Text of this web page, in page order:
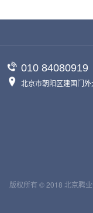
010 84080919
北京市朝阳区建国门
版权所有 © 2018 北京腾